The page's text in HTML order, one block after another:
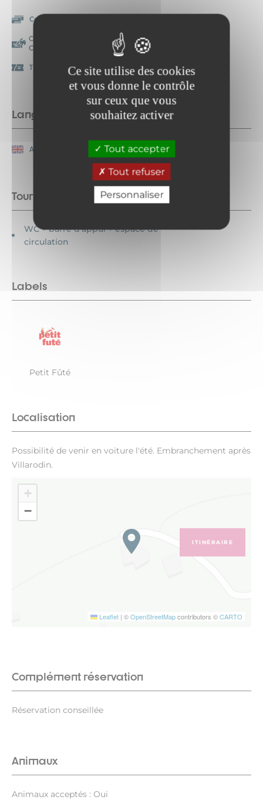
Ce site utilise des cookies
et vous donne le contrôle
sur ceux que vous
souhaitez activer
Tout accepter
Tout refuser
Personnaliser
Carte bancaire/crédit
Chèque-Vacances
Classic
Espèces
Titre Restaurant
Langues parlées
Anglais Français
Tourisme adapté
WC + barre d'appui + espace de
circulation
Labels
Petit Fûté
Localisation
Possibilité de venir en voiture l'été. Embranchement après
Villarodin.
+
−
Leaflet | ©OpenStreetMapcontributors ©CARTO
ITINÉRAIRE
Complément réservation
Réservation conseillée
Animaux
Animaux acceptés : Oui